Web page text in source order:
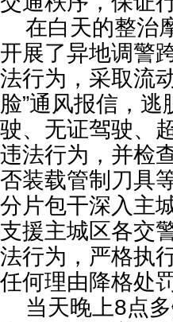
在白天的整治
开展了异地调警
法行为，采取流
脸”通风报信，
驶、无证驾驶、
违法行为，并检
否装载管制刀具
分片包干深入主
支援主城区各交
法行为，严格执
任何理由降格处罚
当天晚上8点多